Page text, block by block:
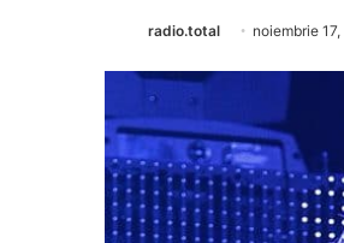
radio.total noiembrie